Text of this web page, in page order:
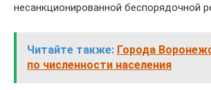
несанкционированной беспорядочной
Читайте также: Города
по численности населения